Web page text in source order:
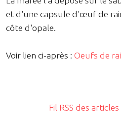
et d'une capsule d’œuf de
côte d'opale.
Voir lien ci-après : Oeufs de
Fil RSS des